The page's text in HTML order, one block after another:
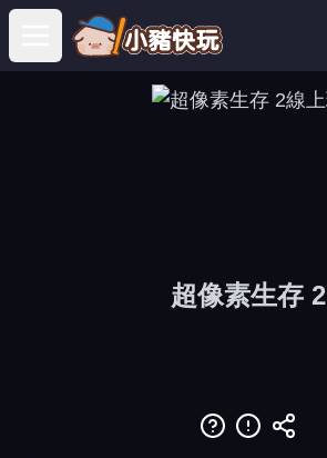
Open main menu
超像素生存 2